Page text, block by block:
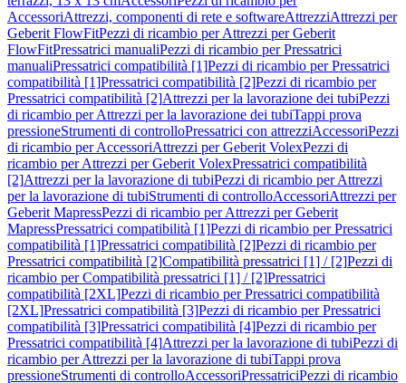
AccessoriAttrezzi, componenti di rete e softwareAttrezziAttrezzi per
Geberit FlowFitPezzi di ricambio per Attrezzi per Geberit
FlowFitPressatrici manualiPezzi di ricambio per Pressatrici
manualiPressatrici compatibilità [1]Pezzi di ricambio per Pressatrici
compatibilità [1]Pressatrici compatibilità [2]Pezzi di ricambio per
Pressatrici compatibilità [2]Attrezzi per la lavorazione dei tubiPezzi
di ricambio per Attrezzi per la lavorazione dei tubiTappi prova
pressioneStrumenti di controlloPressatrici con attrezziAccessoriPezzi
di ricambio per AccessoriAttrezzi per Geberit VolexPezzi di
ricambio per Attrezzi per Geberit VolexPressatrici compatibilità
[2]Attrezzi per la lavorazione di tubiPezzi di ricambio per Attrezzi
per la lavorazione di tubiStrumenti di controlloAccessoriAttrezzi per
Geberit MapressPezzi di ricambio per Attrezzi per Geberit
MapressPressatrici compatibilità [1]Pezzi di ricambio per Pressatrici
compatibilità [1]Pressatrici compatibilità [2]Pezzi di ricambio per
Pressatrici compatibilità [2]Compatibilità pressatrici [1] / [2]Pezzi di
ricambio per Compatibilità pressatrici [1] / [2]Pressatrici
compatibilità [2XL]Pezzi di ricambio per Pressatrici compatibilità
[2XL]Pressatrici compatibilità [3]Pezzi di ricambio per Pressatrici
compatibilità [3]Pressatrici compatibilità [4]Pezzi di ricambio per
Pressatrici compatibilità [4]Attrezzi per la lavorazione di tubiPezzi di
ricambio per Attrezzi per la lavorazione di tubiTappi prova
pressioneStrumenti di controlloAccessoriPressatriciPezzi di ricambio